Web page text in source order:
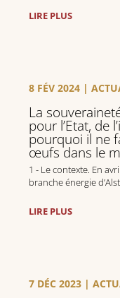
LIRE PLUS
La
pour l’Etat, de
pourquoi il ne
œufs dans le
8 FÉV 2024 |
1 - Le contexte. En
branche énergie
milliardaire tchèque
LIRE PLUS
7 DÉC 2023 |